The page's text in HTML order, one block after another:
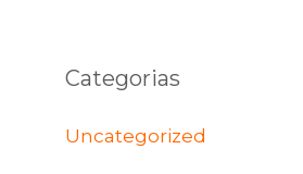
Categorias
Uncategorized